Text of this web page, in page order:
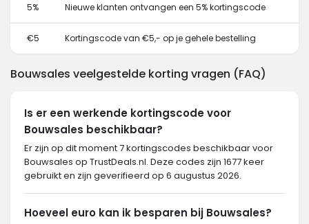
5% Nieuwe klanten ontvangen een 5% kortingscode
€5 Kortingscode van €5,- op je gehele bestelling
Bouwsales veelgestelde korting vragen (FAQ)
Is er een werkende kortingscode voor
Bouwsales beschikbaar?
Er zijn op dit moment 7 kortingscodes beschikbaar voor
Bouwsales op TrustDeals.nl. Deze codes zijn 1677 keer
gebruikt en zijn geverifieerd op 6 augustus 2026.
Hoeveel euro kan ik besparen bij Bouwsales?